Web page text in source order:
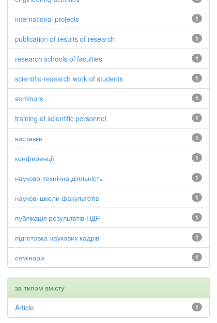
1
international projects
1
publication of results of research
1
research schools of faculties
1
scientific-research work of students
1
seminars
1
training of scientific personnel
1
виставки
1
конференції
1
науково-технічна діяльність
1
наукові школи факультетів
1
публікація результатів НДР
1
підготовка наукових кадрів
1
семінари
за типом вмісту
1
Article